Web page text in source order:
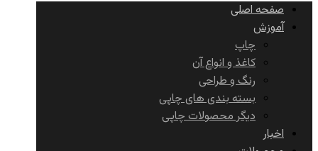
صفحه اصلی
آموزش
چاپ
کاغذ و انواع آن
رنگ و طراحی
بسته بندی های چاپی
دیگر محصولات چاپی
اخبار